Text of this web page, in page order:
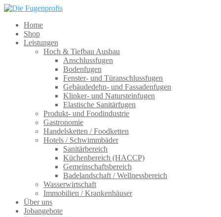
Home
Shop
Leistungen
Hoch & Tiefbau Ausbau
Anschlussfugen
Bodenfugen
Fenster- und Türanschlussfugen
Gebäudedehn- und Fassadenfugen
Klinker- und Natursteinfugen
Elastische Sanitärfugen
Produkt- und Foodindustrie
Gastronomie
Handelsketten / Foodketten
Hotels / Schwimmbäder
Sanitärbereich
Küchenbereich (HACCP)
Gemeinschaftsbereich
Badelandschaft / Wellnessbereich
Wasserwirtschaft
Immobilien / Krankenhäuser
Über uns
Jobangebote